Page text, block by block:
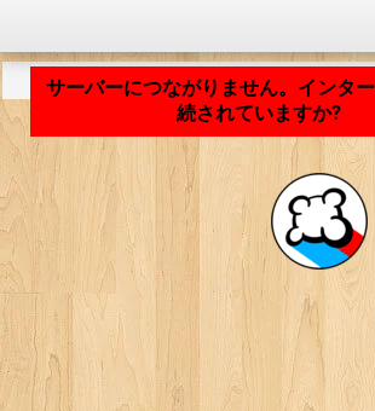
サーバーにつながりません。インタ
続されていますか?
アプリケーションの読み込み